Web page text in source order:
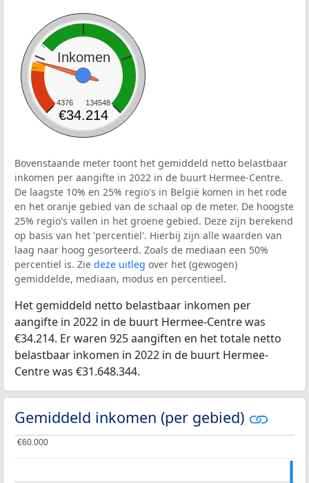
Inkomen
4376 134548
€34.214
Bovenstaande meter toont het gemiddeld netto belastbaar
inkomen per aangifte in 2022 in de buurt Hermee-Centre.
De laagste 10% en 25% regio's in België komen in het rode
en het oranje gebied van de schaal op de meter. De hoogste
25% regio's vallen in het groene gebied. Deze zijn berekend
op basis van het 'percentiel'. Hierbij zijn alle waarden van
laag naar hoog gesorteerd. Zoals de mediaan een 50%
percentiel is. Zie deze uitleg over het (gewogen)
gemiddelde, mediaan, modus en percentieel.
Het gemiddeld netto belastbaar inkomen per
aangifte in 2022 in de buurt Hermee-Centre was
€34.214. Er waren 925 aangiften en het totale netto
belastbaar inkomen in 2022 in de buurt Hermee-
Centre was €31.648.344.
Gemiddeld inkomen (per gebied)
€60.000
€60.000